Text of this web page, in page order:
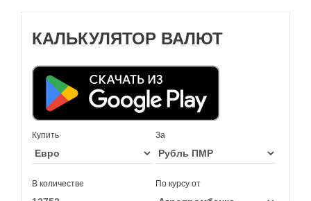
КАЛЬКУЛЯТОР ВАЛЮТ
Купить За
В количестве По курсу от